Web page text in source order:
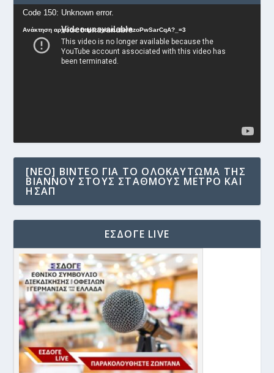
Πρόγραμμα
Αναπαραγωγής
Βίντεο
Code 150: Unknown error.
Ανάκτηση αρχείου: https://youtu.be/AzoPwSarCqA?_=3
[NEO] ΒΊΝΤΕΟ ΓΙΑ ΤΟ ΟΛΟΚΑΎΤΩΜΑ ΤΗΣ
ΒΙΆΝΝΟΥ ΣΤΟΥΣ ΣΤΑΘΜΟΎΣ ΜΕΤΡΟ ΚΑΙ
ΗΣΑΠ
ΕΣΔΟΓΕ LIVE